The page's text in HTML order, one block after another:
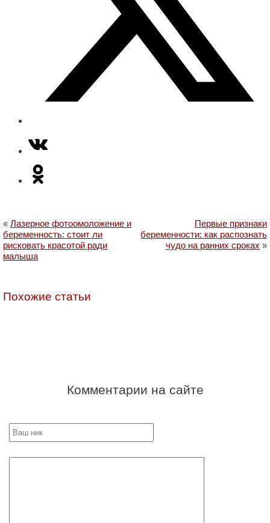
« Лазерное фотоомоложение и
беременность: стоит ли
рисковать красотой ради
малыша
Первые признаки
беременности: как распознать
чудо на ранних сроках »
Похожие статьи
Комментарии на сайте